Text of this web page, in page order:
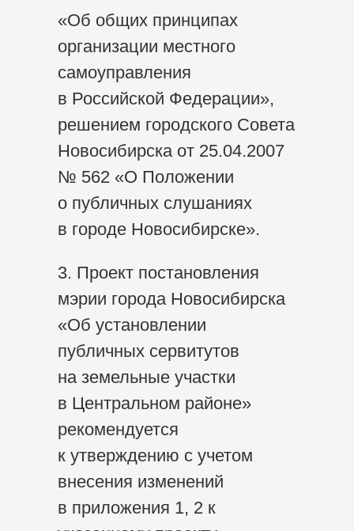
«Об общих принципах
организации местного
самоуправления
в Российской Федерации»,
решением городского Совета
Новосибирска от 25.04.2007
№ 562 «О Положении
о публичных слушаниях
в городе Новосибирске».
3. Проект постановления
мэрии города Новосибирска
«Об установлении
публичных сервитутов
на земельные участки
в Центральном районе»
рекомендуется
к утверждению с учетом
внесения изменений
в приложения 1, 2 к